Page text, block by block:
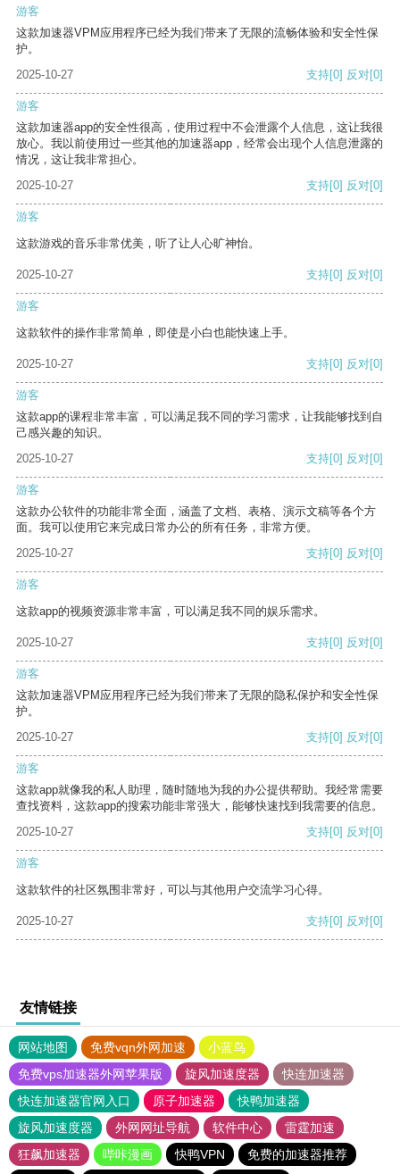
游客
这款加速器VPM应用程序已经为我们带来了无限的流畅体验和安全性保
护。
2025-10-27
支持[0] 反对[0]
游客
这款加速器app的安全性很高，使用过程中不会泄露个人信息，这让我很
放心。我以前使用过一些其他的加速器app，经常会出现个人信息泄露的
情况，这让我非常担心。
2025-10-27
支持[0] 反对[0]
游客
这款游戏的音乐非常优美，听了让人心旷神怡。
2025-10-27 支持[0] 反对[0]
游客
这款软件的操作非常简单，即使是小白也能快速上手。
2025-10-27 支持[0] 反对[0]
游客
这款app的课程非常丰富，可以满足我不同的学习需求，让我能够找到自
己感兴趣的知识。
2025-10-27
支持[0] 反对[0]
游客
这款办公软件的功能非常全面，涵盖了文档、表格、演示文稿等各个方
面。我可以使用它来完成日常办公的所有任务，非常方便。
2025-10-27
支持[0] 反对[0]
游客
这款app的视频资源非常丰富，可以满足我不同的娱乐需求。
2025-10-27 支持[0] 反对[0]
游客
这款加速器VPM应用程序已经为我们带来了无限的隐私保护和安全性保
护。
2025-10-27
支持[0] 反对[0]
游客
这款app就像我的私人助理，随时随地为我的办公提供帮助。我经常需要
查找资料，这款app的搜索功能非常强大，能够快速找到我需要的信息。
2025-10-27
支持[0] 反对[0]
游客
这款软件的社区氛围非常好，可以与其他用户交流学习心得。
2025-10-27 支持[0] 反对[0]
友情链接
网站地图 免费vqn外网加速
小蓝鸟
免费vps加速器外网苹果版
旋风加速度器
快连加速器
快连加速器官网入口
原子加速器
快鸭加速器
旋风加速度器
外网网址导航 软件中心
雷霆加速
狂飙加速器
哔咔漫画 快鸭VPN 免费的加速器推荐